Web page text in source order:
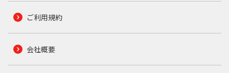
ご利用規約
会社概要